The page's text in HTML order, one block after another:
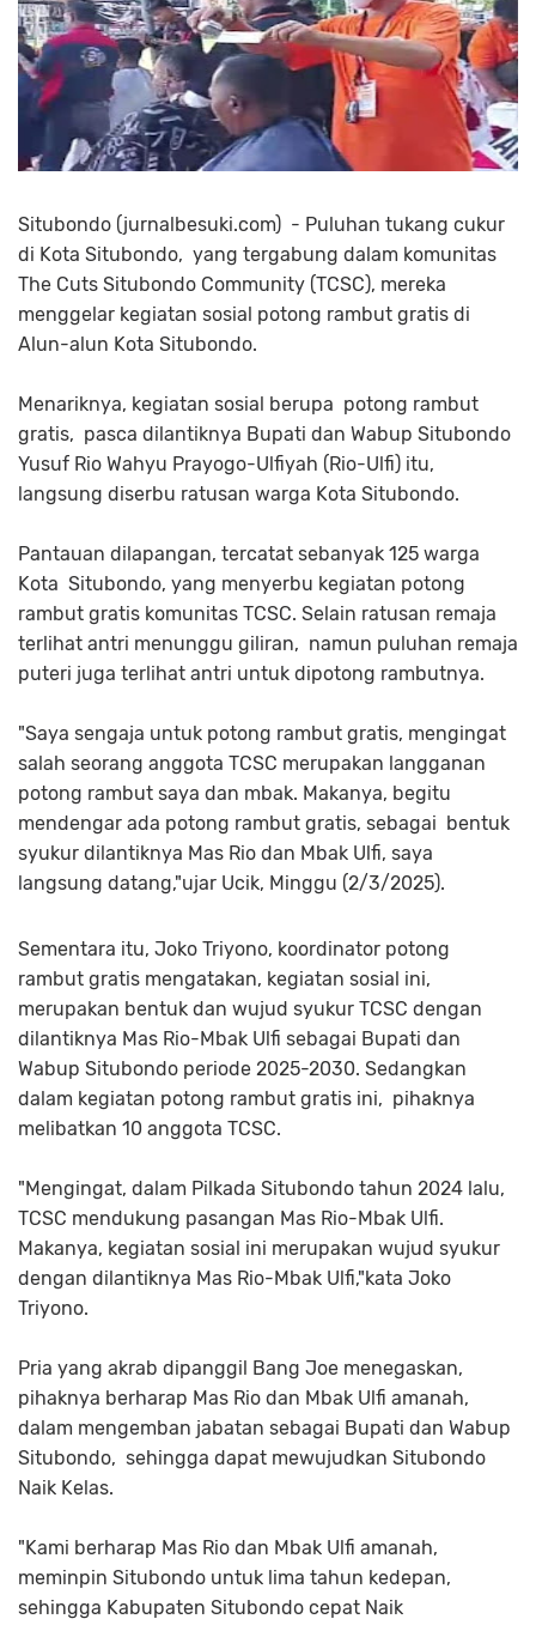
Situbondo (jurnalbesuki.com) - Puluhan tukang cukur
di Kota Situbondo, yang tergabung dalam komunitas
The Cuts Situbondo Community (TCSC), mereka
menggelar kegiatan sosial potong rambut gratis di
Alun-alun Kota Situbondo.
Menariknya, kegiatan sosial berupa potong rambut
gratis, pasca dilantiknya Bupati dan Wabup Situbondo
Yusuf Rio Wahyu Prayogo-Ulfiyah (Rio-Ulfi) itu,
langsung diserbu ratusan warga Kota Situbondo.
Pantauan dilapangan, tercatat sebanyak 125 warga
Kota Situbondo, yang menyerbu kegiatan potong
rambut gratis komunitas TCSC. Selain ratusan remaja
terlihat antri menunggu giliran, namun puluhan remaja
puteri juga terlihat antri untuk dipotong rambutnya.
"Saya sengaja untuk potong rambut gratis, mengingat
salah seorang anggota TCSC merupakan langganan
potong rambut saya dan mbak. Makanya, begitu
mendengar ada potong rambut gratis, sebagai bentuk
syukur dilantiknya Mas Rio dan Mbak Ulfi, saya
langsung datang,"ujar Ucik, Minggu (2/3/2025).
Sementara itu, Joko Triyono, koordinator potong
rambut gratis mengatakan, kegiatan sosial ini,
merupakan bentuk dan wujud syukur TCSC dengan
dilantiknya Mas Rio-Mbak Ulfi sebagai Bupati dan
Wabup Situbondo periode 2025-2030. Sedangkan
dalam kegiatan potong rambut gratis ini, pihaknya
melibatkan 10 anggota TCSC.
"Mengingat, dalam Pilkada Situbondo tahun 2024 lalu,
TCSC mendukung pasangan Mas Rio-Mbak Ulfi.
Makanya, kegiatan sosial ini merupakan wujud syukur
dengan dilantiknya Mas Rio-Mbak Ulfi,"kata Joko
Triyono.
Pria yang akrab dipanggil Bang Joe menegaskan,
pihaknya berharap Mas Rio dan Mbak Ulfi amanah,
dalam mengemban jabatan sebagai Bupati dan Wabup
Situbondo, sehingga dapat mewujudkan Situbondo
Naik Kelas.
"Kami berharap Mas Rio dan Mbak Ulfi amanah,
meminpin Situbondo untuk lima tahun kedepan,
sehingga Kabupaten Situbondo cepat Naik